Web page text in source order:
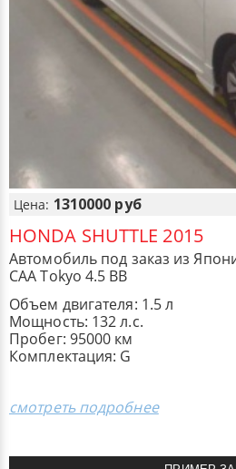
Цена: 1310000 руб
HONDA SHUTTLE 2015
Автомобиль под заказ из
CAA Tokyo 4.5 BB
Объем двигателя: 1.5 л
Мощность: 132 л.с.
Пробег: 95000 км
Комплектация: G
смотреть подробнее